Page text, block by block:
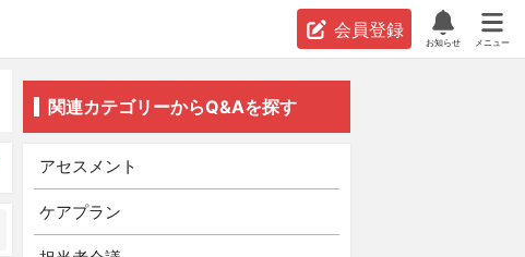
会員登録
お知らせ メニュー
関連カテゴリーからQ&Aを探す
アセスメント
ケアプラン